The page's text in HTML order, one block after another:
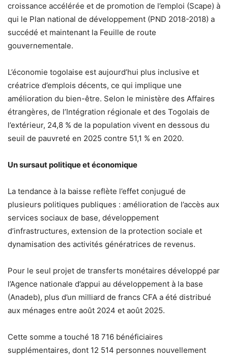
croissance accélérée et de promotion de l’emploi (Scape) à
qui le Plan national de développement (PND 2018-2018) a
succédé et maintenant la Feuille de route
gouvernementale.
L’économie togolaise est aujourd’hui plus inclusive et
créatrice d’emplois décents, ce qui implique une
amélioration du bien-être. Selon le ministère des Affaires
étrangères, de l’Intégration régionale et des Togolais de
l’extérieur, 24,8 % de la population vivent en dessous du
seuil de pauvreté en 2025 contre 51,1 % en 2020.
Un sursaut politique et économique
La tendance à la baisse reflète l’effet conjugué de
plusieurs politiques publiques : amélioration de l’accès aux
services sociaux de base, développement
d’infrastructures, extension de la protection sociale et
dynamisation des activités génératrices de revenus.
Pour le seul projet de transferts monétaires développé par
l’Agence nationale d’appui au développement à la base
(Anadeb), plus d’un milliard de francs CFA a été distribué
aux ménages entre août 2024 et août 2025.
Cette somme a touché 18 716 bénéficiaires
supplémentaires, dont 12 514 personnes nouvellement